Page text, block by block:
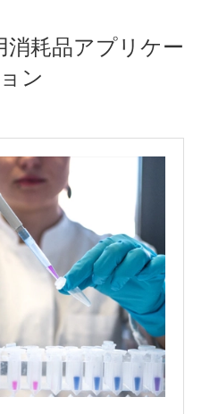
消耗品アプリケー
ン